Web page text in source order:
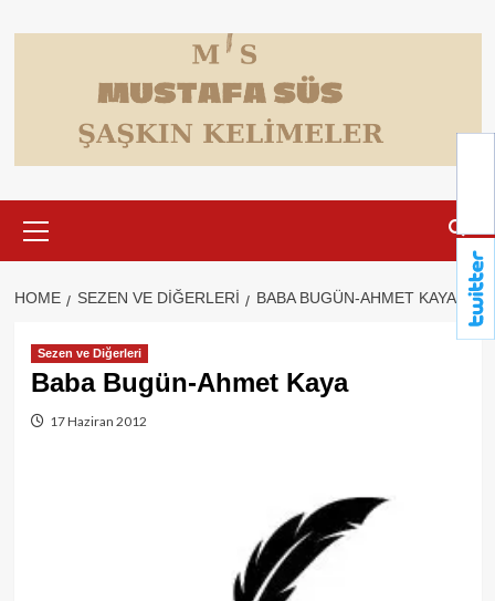
to
Menu
HOME SEZEN VE DIĞERLERI BABA BUGÜN-AHMET KAYA
Sezen ve Diğerleri
Baba Bugün-Ahmet Kaya
17 Haziran 2012